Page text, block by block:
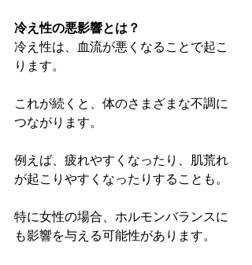
冷え性の悪影響とは？
冷え性は、血流が悪くなることで起こ
ります。
これが続くと、体のさまざまな不調に
つながります。
例えば、疲れやすくなったり、肌荒れ
が起こりやすくなったりすることも。
特に女性の場合、ホルモンバランスに
も影響を与える可能性があります。